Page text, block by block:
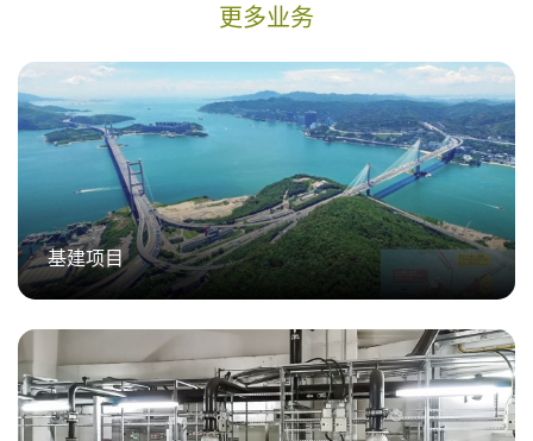
更多业务
基建项目